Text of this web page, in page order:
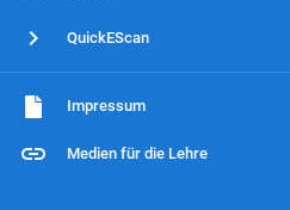
QuickEScan
Impressum
Medien für die Lehre